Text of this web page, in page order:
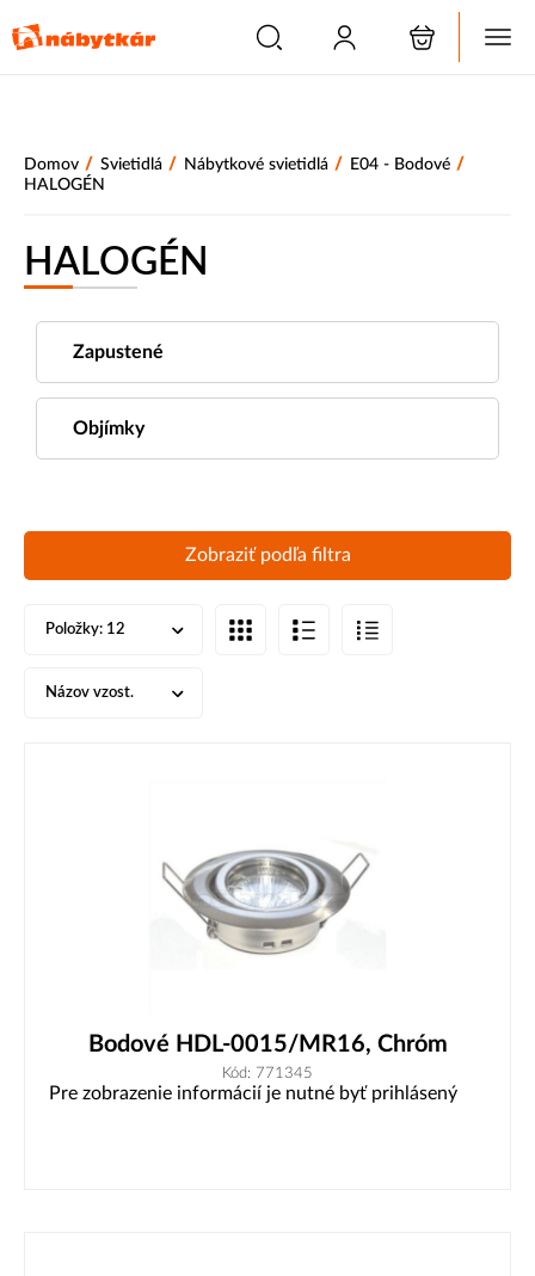
Domov / Svietidlá / Nábytkové svietidlá / E04 - Bodové /
HALOGÉN
HALOGÉN
Zapustené
Objímky
Zobraziť podľa filtra
Položky: 12
Názov vzost.
Bodové HDL-0015/MR16, Chróm
Kód: 771345
Pre zobrazenie informácií je nutné byť prihlásený